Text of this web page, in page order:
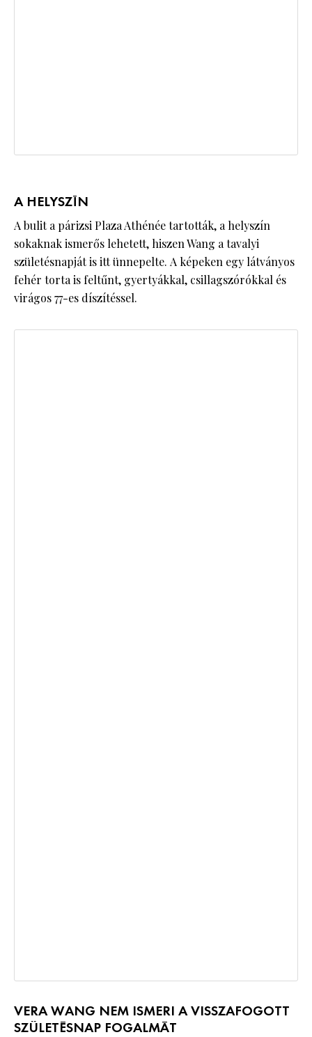
A HELYSZÍN
A bulit a párizsi Plaza Athénée tartották, a helyszín
sokaknak ismerős lehetett, hiszen Wang a tavalyi
születésnapját is itt ünnepelte. A képeken egy látványos
fehér torta is feltűnt, gyertyákkal, csillagszórókkal és
virágos 77-es díszítéssel.
VERA WANG NEM ISMERI A VISSZAFOGOTT
SZÜLETÉSNAP FOGALMÁT